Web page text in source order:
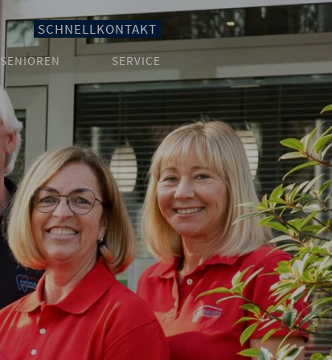
SCHNELLKONTAKT
SENIOREN SERVICE